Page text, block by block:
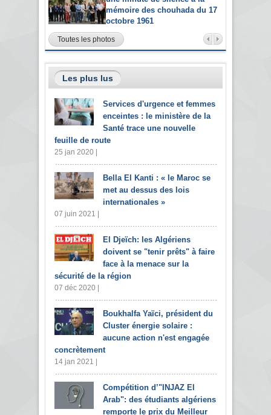
mémoire des chouhada du 17
octobre 1961
Toutes les photos
Les plus lus
Services d'urgence et femmes
enceintes : le ministère de la
Santé trace une nouvelle
feuille de route
25 jan 2020 |
Bella El Kanti : « le Maroc se
met au dessus des lois
internationales »
07 juin 2021 |
El Djeïch: les Algériens
doivent se "tenir prêts" à faire
face à la menace sur la
sécurité de la région
07 déc 2020 |
Boukhalfa Yaïci, président du
Cluster énergie solaire :
aucune action n'est engagée
concrètement
14 jan 2021 |
Compétition d’"INJAZ El
Arab": des étudiants algériens
remporte le prix du Meilleur